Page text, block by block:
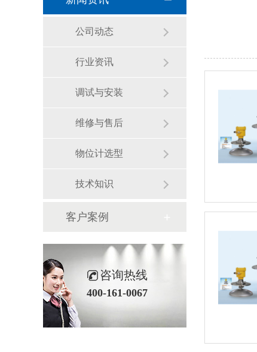
公司动态
行业资讯
调试与安装
维修与售后
物位计选型
技术知识
客户案例
咨询热线
400-161-0067